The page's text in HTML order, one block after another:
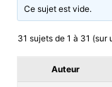
Ce sujet est vide.
31 sujets de 1 à 31 (sur
Auteur